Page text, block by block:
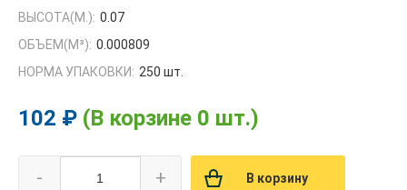
ВЫСОТА(М.): 0.07
ОБЪЕМ(M³): 0.000809
НОРМА УПАКОВКИ: 250 шт.
102 ₽ (В корзине 0 шт.)
- + В корзину